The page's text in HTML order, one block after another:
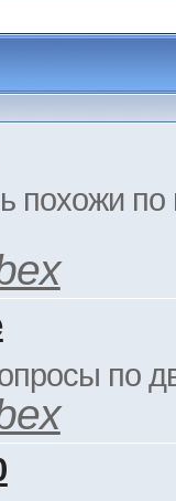
похожи по
по